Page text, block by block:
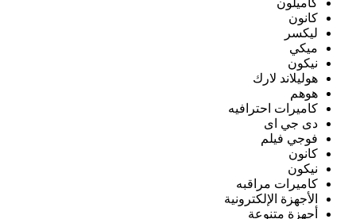
كاميلون
كانون
ليكسر
ميكي
نيكون
هوليلاند لارك
هوهم
كاميرات احترافيه
دى جي اى
فوجي فيلم
كانون
نيكون
كاميرات مراقبه
الأجهزة الإلكترونية
أجهزة متنوعة